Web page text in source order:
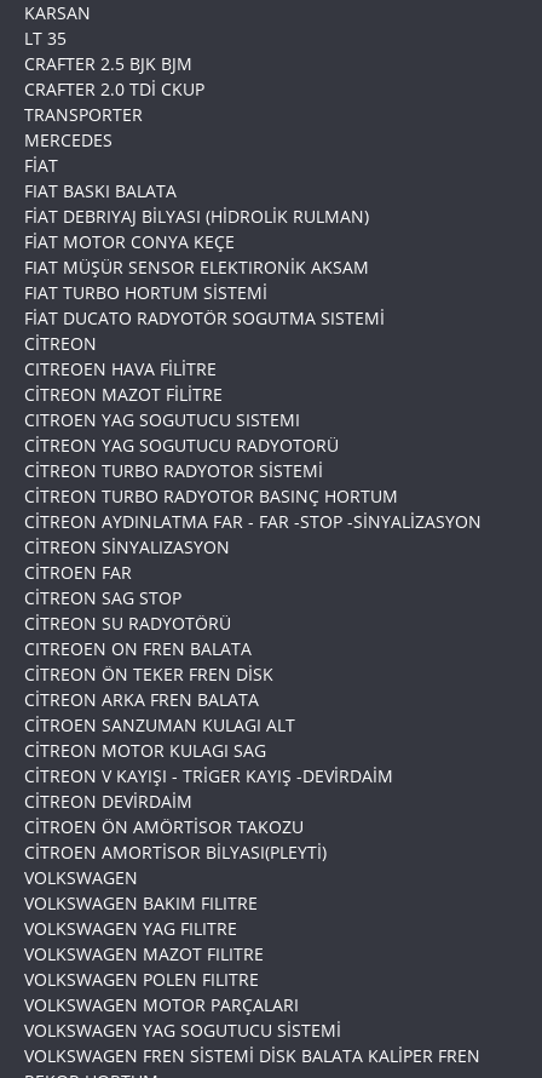
KARSAN
LT 35
CRAFTER 2.5 BJK BJM
CRAFTER 2.0 TDİ CKUP
TRANSPORTER
MERCEDES
FİAT
FIAT BASKI BALATA
FİAT DEBRIYAJ BİLYASI (HİDROLİK RULMAN)
FİAT MOTOR CONYA KEÇE
FIAT MÜŞÜR SENSOR ELEKTIRONİK AKSAM
FIAT TURBO HORTUM SİSTEMİ
FİAT DUCATO RADYOTÖR SOGUTMA SISTEMİ
CİTREON
CITREOEN HAVA FİLİTRE
CİTREON MAZOT FİLİTRE
CITROEN YAG SOGUTUCU SISTEMI
CİTREON YAG SOGUTUCU RADYOTORÜ
CİTREON TURBO RADYOTOR SİSTEMİ
CİTREON TURBO RADYOTOR BASINÇ HORTUM
CİTREON AYDINLATMA FAR - FAR -STOP -SİNYALİZASYON
CİTREON SİNYALIZASYON
CİTROEN FAR
CİTREON SAG STOP
CİTREON SU RADYOTÖRÜ
CITREOEN ON FREN BALATA
CİTREON ÖN TEKER FREN DİSK
CİTREON ARKA FREN BALATA
CİTROEN SANZUMAN KULAGI ALT
CİTREON MOTOR KULAGI SAG
CİTREON V KAYIŞI - TRİGER KAYIŞ -DEVİRDAİM
CİTREON DEVİRDAİM
CİTROEN ÖN AMÖRTİSOR TAKOZU
CİTROEN AMORTİSOR BİLYASI(PLEYTİ)
VOLKSWAGEN
VOLKSWAGEN BAKIM FILITRE
VOLKSWAGEN YAG FILITRE
VOLKSWAGEN MAZOT FILITRE
VOLKSWAGEN POLEN FILITRE
VOLKSWAGEN MOTOR PARÇALARI
VOLKSWAGEN YAG SOGUTUCU SİSTEMİ
VOLKSWAGEN FREN SİSTEMİ DİSK BALATA KALİPER FREN